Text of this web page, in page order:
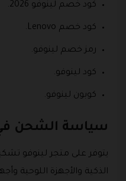
كود خصم لينوفو 2026.
كود خصم Lenovo.
رمز خصم لينوفو.
كود لينوفو.
كوبون لينوفو.
سياسة الشحن في
يتوفر على متجر لينوفو
الذكية والأجهزة اللوحية